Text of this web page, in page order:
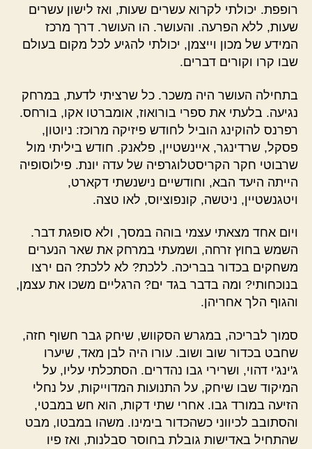
רופפת. יכולתי לקרוא עשרים שעות, ואז לישון עשרים
שעות, ללא הפרעה. והעושר. הו העושר. דרך מרכז
המידע של מכון וייצמן, יכולתי להגיע לכל מקום בעולם
שבו קרו וקורים דברים.
בתחילה העושר היה משכר. כל שרציתי לדעת, במרחק
נגיעה. בלעתי את ספרי בורואוז, אומברטו אקו, בורחס.
רפרנס להוקינג הוביל לחודש פיזיקה מרוכז: ניוטון,
פסקל, שרדינגר, איינשטיין, פלאנק. חודש ביליתי מול
שרבוטי חקר הקריסטלוגרפיה של עדה יונת. פילוסופיה
הייתה היעד הבא, וחודשיים נישנשתי דקארט,
ויטגנשטיין, ניטשה, קונפוציוס, לאו טצה.
ויום אחד מצאתי עצמי בוהה במסך, ולא סופגת דבר.
השמש בחוץ זרחה, ושמעתי במרחק את שאר הנערים
משחקים בכדור בבריכה. ללכת? לא ללכת? הם ירצו
בנוכחותי? ומה בדבר בגד ים? הרגליים משכו את עצמן,
והגוף הלך אחריהן.
סמוך לבריכה, במגרש הסקווש, שיחק גבר חשוף חזה,
שחבט בכדור שוב ושוב. עורו היה לבן מאד, שיערו
ג'ינג'י דהוי, ושרירי גבו נהדרים. הסתכלתי עליו, על
המיקוד שבו שיחק, על התנועות המדוייקות, על נחלי
הזיעה במורד גבו. אחרי שתי דקות, הוא חש במבטי,
והסתובב לכיווני כשהכדור בימינו. משהו במבטו, מבט
שהתחיל באדישות גובלת בחוסר סבלנות, ואז פיו